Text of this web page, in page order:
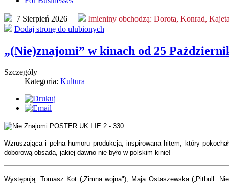
7 Sierpień 2026 Imieniny obchodzą: Dorota, Konrad,
Dodaj stronę do ulubionych
„(Nie)znajomi” w kinach od 25
Szczegóły
Kategoria: Kultura
Wzruszająca i pełna humoru produkcja, inspirowana hitem, który
doborową obsadą, jakiej dawno nie było w polskim kinie!
Występują: Tomasz Kot („Zimna wojna"), Maja Ostaszewska („Pitbull.